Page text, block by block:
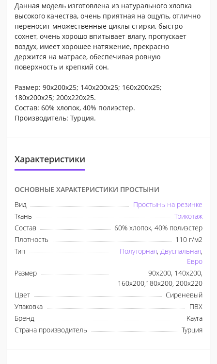
Данная модель изготовлена из натурального хлопка
высокого качества, очень приятная на ощупь, отлично
переносит множественные циклы стирки, быстро
сохнет, очень хорошо впитывает влагу, пропускает
воздух, имеет хорошее натяжение, прекрасно
держится на матрасе, обеспечивая ровную
поверхность и крепкий сон.
Размер: 90х200х25; 140х200х25; 160х200х25;
180х200х25; 200х220х25.
Состав: 60% хлопок, 40% полиэстер.
Производитель: Турция.
Характеристики
ОСНОВНЫЕ ХАРАКТЕРИСТИКИ ПРОСТЫНИ
Вид
Простынь на резинке
Ткань
Трикотаж
Состав
60% хлопок, 40% полиэстер
Плотность
110 г/м2
Тип
Полуторная, Двуспальная,
Евро
Размер
90x200, 140x200,
160x200,180x200, 200x220
Цвет
Сиреневый
Упаковка
ПВХ
Бренд
Kayra
Страна производитель
Турция